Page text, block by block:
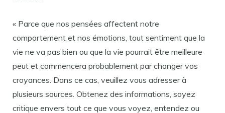
« Parce que nos pensées affectent notre
comportement et nos émotions, tout sentiment que la
vie ne va pas bien ou que la vie pourrait être meilleure
peut et commencera probablement par changer vos
croyances. Dans ce cas, veuillez vous adresser à
plusieurs sources. Obtenez des informations, soyez
critique envers tout ce que vous voyez, entendez ou